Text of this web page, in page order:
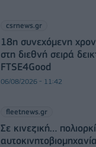
csrnews.gr
18η συνεχόμενη
στη διεθνή σειρά
FTSE4Good
06/08/2026 - 11:42
fleetnews.gr
Σε κινεζική…
αυτοκινητοβιομηχανία